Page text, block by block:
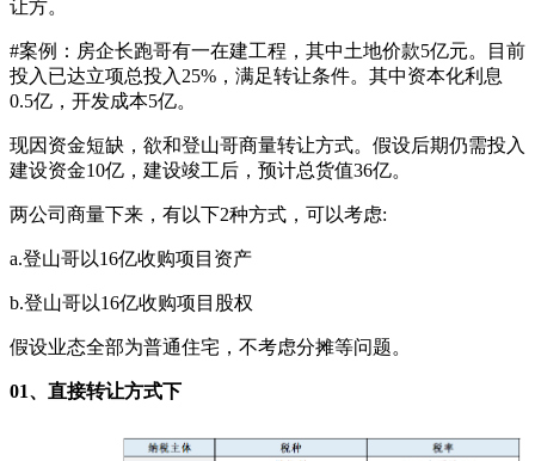
让方。
#案例：房企长跑哥有一在建工程，其中土地价款5亿元。目前
投入已达立项总投入25%，满足转让条件。其中资本化利息
0.5亿，开发成本5亿。
现因资金短缺，欲和登山哥商量转让方式。假设后期仍需投入
建设资金10亿，建设竣工后，预计总货值36亿。
两公司商量下来，有以下2种方式，可以考虑:
a.登山哥以16亿收购项目资产
b.登山哥以16亿收购项目股权
假设业态全部为普通住宅，不考虑分摊等问题。
01、直接转让方式下